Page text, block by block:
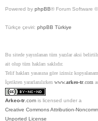
Powered by phpBB® Forum Software
Türkçe çeviri: phpBB Türkiye
Bu sitede yayınlanan tüm yazılar aksi
ait olup tüm hakları saklıdır.
Telif hakları yasasına göre izinsiz
İçerikten yararlanılırken www.arkeo-tr.com
Arkeo-tr .com is licensed under a
Creative Commons Attribution-
Unported License